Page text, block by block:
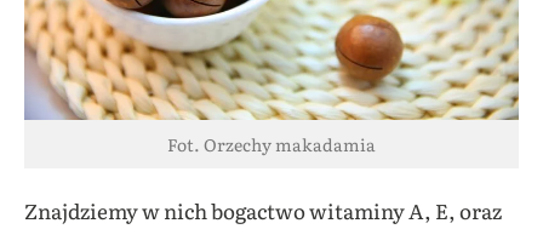
Fot. Orzechy makadamia
Znajdziemy w nich bogactwo witaminy A, E, oraz